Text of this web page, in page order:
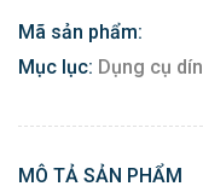
Mã sản phẩm:
Mục lục: Dụng cụ
MÔ TẢ SẢN PHẨM